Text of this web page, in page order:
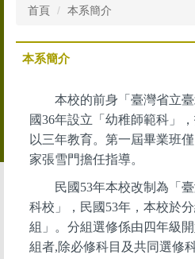
首頁 本系簡介
本系簡介
本校的前身「臺灣省立
國36年設立「幼稚師範科」
以三年教育。第一屆畢業班
家張雪門擔任指導。
民國53年本校改制為「
科校」，民國53年，本校於
組」。分組選修係由四年級
組者,除必修科目及共同選修